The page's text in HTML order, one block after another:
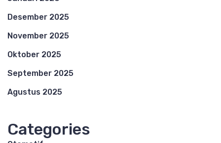
Desember 2025
November 2025
Oktober 2025
September 2025
Agustus 2025
Categories